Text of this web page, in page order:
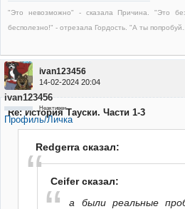
"Это невозможно" - сказала Причина. "Это
бесполезно!" - отрезала Гордость. "А ты
ivan123456
14-02-2024 20:04
ivan123456
Неактивен
Профиль/Личка
Re: История Тауски. Части 1-3
Redgerra сказал:
Ceifer сказал:
а были реальные